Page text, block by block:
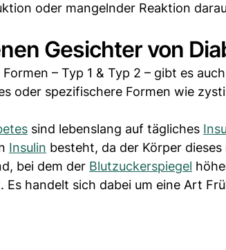
oder mangelnder Reaktion
Gesichter von
– Typ 1 & Typ 2 – gibt es
oder spezifischere Formen wie
sind lebenslang auf tägliches
Insulin besteht, da der Körper
bei dem der Blutzuckerspiegel
Es handelt sich dabei um eine Art